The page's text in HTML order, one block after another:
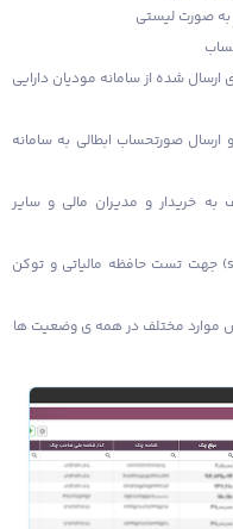
به صورت لیستی
شده از سامانه مودیان دارایی
صورتحساب ابطالی به سامانه
خریدار و مدیران مالی و سایر
امکان اتصال به محیط آزمایشی(sandbox) جهت تست حافظه مالیاتی و توکن
موارد مختلف در همه ی وضعیت ها